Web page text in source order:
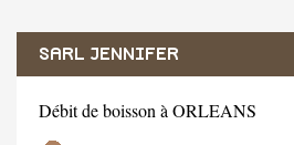
SARL JENNIFER
Débit de boisson à ORLEANS